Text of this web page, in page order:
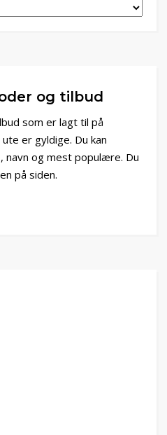
og tilbud
som er lagt til på
er gyldige. Du kan
og mest populære. Du
på siden.